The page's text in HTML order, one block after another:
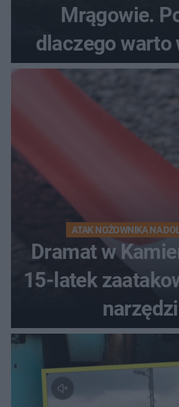
Mrągowie.
dlaczego warto
kierunek
ATAK NOŻOWNIKA NA
Dramat w
15-latek